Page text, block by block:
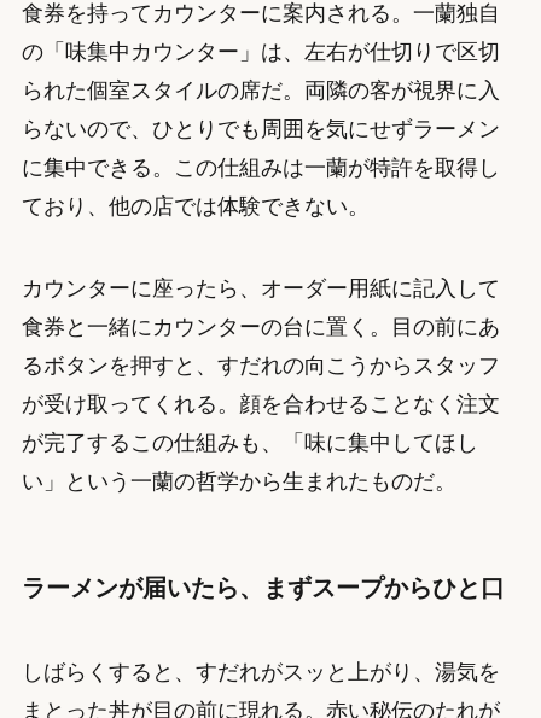
食券を持ってカウンターに案内される。一蘭独自
の「味集中カウンター」は、左右が仕切りで区切
られた個室スタイルの席だ。両隣の客が視界に入
らないので、ひとりでも周囲を気にせずラーメン
に集中できる。この仕組みは一蘭が特許を取得し
ており、他の店では体験できない。
カウンターに座ったら、オーダー用紙に記入して
食券と一緒にカウンターの台に置く。目の前にあ
るボタンを押すと、すだれの向こうからスタッフ
が受け取ってくれる。顔を合わせることなく注文
が完了するこの仕組みも、「味に集中してほし
い」という一蘭の哲学から生まれたものだ。
ラーメンが届いたら、まずスープからひと口
しばらくすると、すだれがスッと上がり、湯気を
まとった丼が目の前に現れる。赤い秘伝のたれが